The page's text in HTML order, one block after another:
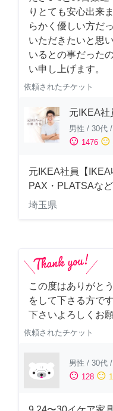
りとても安心出来
らかく優しい方だ
いただきたいと思
いるとの事だった
い申し上げます。
依頼されたチケット
元IKEA社
男性 / 30代 /
sentiment_satisfied 1476 sentiment_neutral
元IKEA社員【IKEA
PAX・PLATSAなど
埼玉県
この度はありがと
をして下さる方で
下さいよろしくお
依頼されたチケット
男性 / 30代 /
sentiment_satisfied 128 sentiment_neutral